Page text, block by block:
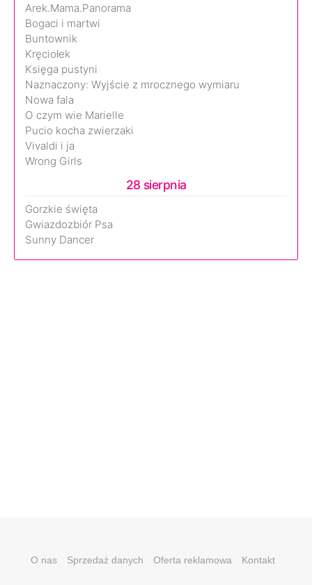
Arek.Mama.Panorama
Bogaci i martwi
Buntownik
Kręciołek
Księga pustyni
Naznaczony: Wyjście z mrocznego wymiaru
Nowa fala
O czym wie Marielle
Pucio kocha zwierzaki
Vivaldi i ja
Wrong Girls
28 sierpnia
Gorzkie święta
Gwiazdozbiór Psa
Sunny Dancer
O nas Sprzedaż danych Oferta reklamowa Kontakt